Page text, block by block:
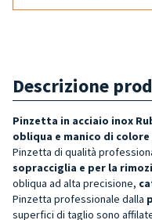
Descrizione
Pinzetta in acciaio inox
obliqua e manico di colore
Pinzetta di qualità
sopracciglia e per la
obliqua ad alta precisione,
Pinzetta professionale dalla
superfici di taglio sono